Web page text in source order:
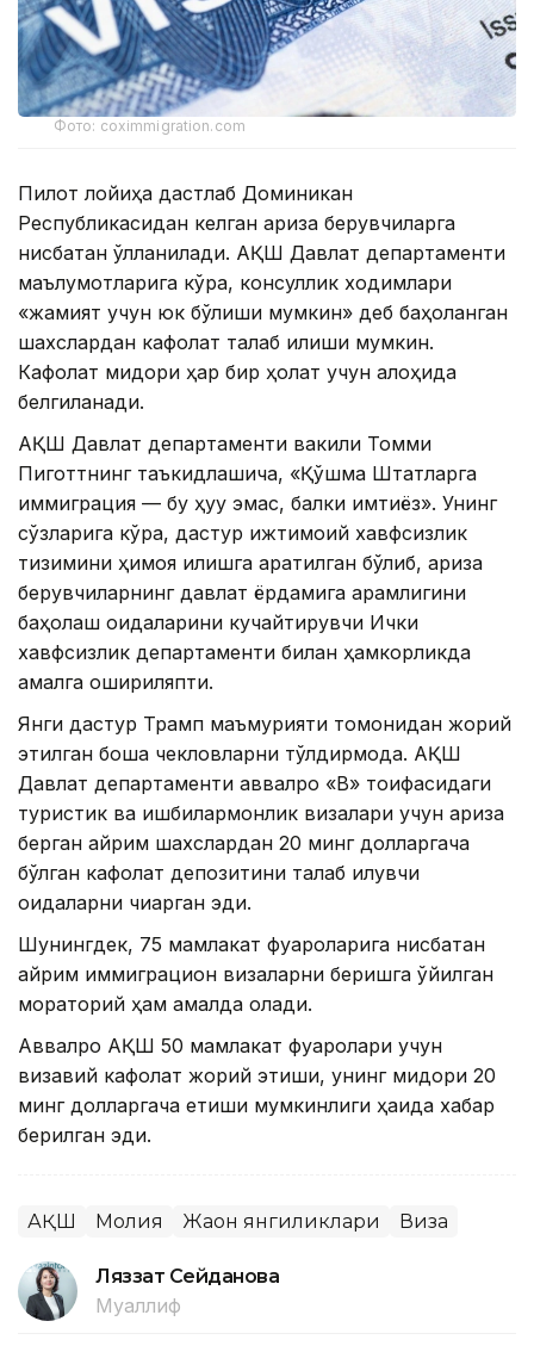
Фото: coximmigration.com
Пилот лойиҳа дастлаб Доминикан
Республикасидан келган ариза берувчиларга
нисбатан қўлланилади. АҚШ Давлат департаменти
маълумотларига кўра, консуллик ходимлари
«жамият учун юк бўлиши мумкин» деб баҳоланган
шахслардан кафолат талаб қилиши мумкин.
Кафолат миқдори ҳар бир ҳолат учун алоҳида
белгиланади.
АҚШ Давлат департаменти вакили Томми
Пиготтнинг таъкидлашича, «Қўшма Штатларга
иммиграция — бу ҳуқуқ эмас, балки имтиёз». Унинг
сўзларига кўра, дастур ижтимоий хавфсизлик
тизимини ҳимоя қилишга қаратилган бўлиб, ариза
берувчиларнинг давлат ёрдамига қарамлигини
баҳолаш қоидаларини кучайтирувчи Ички
хавфсизлик департаменти билан ҳамкорликда
амалга ошириляпти.
Янги дастур Трамп маъмурияти томонидан жорий
этилган бошқа чекловларни тўлдирмоқда. АҚШ
Давлат департаменти аввалроқ «B» тоифасидаги
туристик ва ишбилармонлик визалари учун ариза
берган айрим шахслардан 20 минг долларгача
бўлган кафолат депозитини талаб қилувчи
қоидаларни чиқарган эди.
Шунингдек, 75 мамлакат фуқароларига нисбатан
айрим иммиграцион визаларни беришга қўйилган
мораторий ҳам амалда қолади.
Аввалроқ АҚШ 50 мамлакат фуқаролари учун
визавий кафолат жорий этиши, унинг миқдори 20
минг долларгача етиши мумкинлиги ҳақида хабар
берилган эди.
АҚШ Молия Жаҳон янгиликлари Виза
Ляззат Сейданова
Муаллиф